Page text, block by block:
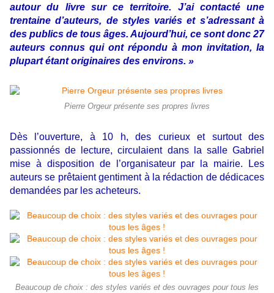
autour du livre sur ce territoire. J’ai contacté une
trentaine d’auteurs, de styles variés et s’adressant à
des publics de tous âges. Aujourd’hui, ce sont donc 27
auteurs connus qui ont répondu à mon invitation, la
plupart étant originaires des environs. »
Pierre Orgeur présente ses propres livres
Dès l’ouverture, à 10 h, des curieux et surtout des
passionnés de lecture, circulaient dans la salle Gabriel
mise à disposition de l’organisateur par la mairie. Les
auteurs se prêtaient gentiment à la rédaction de dédicaces
demandées par les acheteurs.
Beaucoup de choix : des styles variés et des ouvrages pour tous les